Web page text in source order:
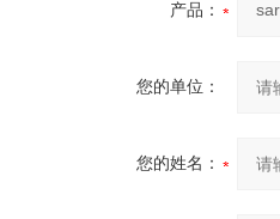
产品：
您的单位：
您的姓名：